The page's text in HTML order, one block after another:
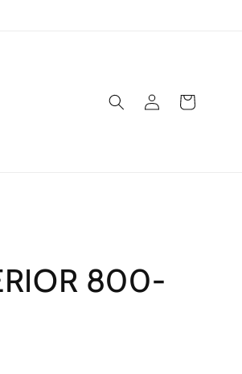
sesión
Carrito
800-